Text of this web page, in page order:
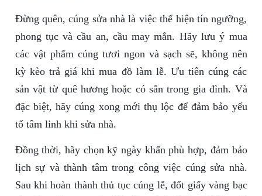
Đừng quên, cúng sửa nhà là việc thể hiện tín ngưỡng,
phong tục và cầu an, cầu may mắn. Hãy lưu ý mua
các vật phẩm cúng tươi ngon và sạch sẽ, không nên
kỳ kèo trả giá khi mua đồ làm lễ. Ưu tiên cúng các
sản vật từ quê hương hoặc có sẵn trong gia đình. Và
đặc biệt, hãy cúng xong mới thụ lộc để đảm bảo yếu
tố tâm linh khi sửa nhà.
Đồng thời, hãy chọn kỹ ngày khấn phù hợp, đảm bảo
lịch sự và thành tâm trong công việc cúng sửa nhà.
Sau khi hoàn thành thủ tục cúng lễ, đốt giấy vàng bạc